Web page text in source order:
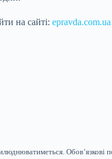
на сайті: epravda.com.ua
Обов’язкові